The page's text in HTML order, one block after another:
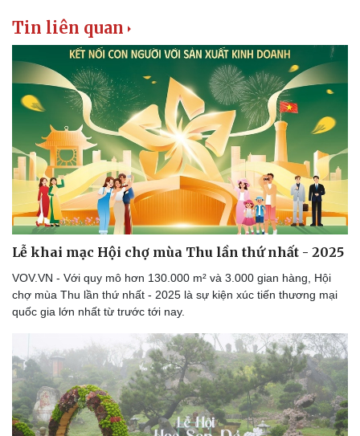
Doanh nghiệp
Thông tin doanh nghiệp
Doanh nghiệp 24h
Doanh nhân
Công nghệ
Sành điệu
Tin Công nghệ
Trải nghiệm
Tin liên quan
Lễ khai mạc Hội chợ mùa Thu lần thứ nhất - 2025
VOV.VN - Với quy mô hơn 130.000 m² và 3.000 gian hàng, Hội
chợ mùa Thu lần thứ nhất - 2025 là sự kiện xúc tiến thương mại
quốc gia lớn nhất từ trước tới nay.